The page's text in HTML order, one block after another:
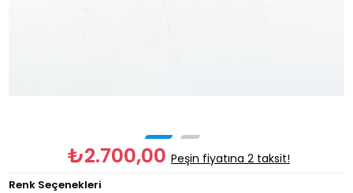
₺2.700,00 Peşin fiyatına 2 taksit!
Renk Seçenekleri